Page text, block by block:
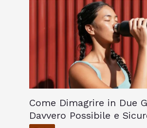
Come Dimagrire in Due
Davvero Possibile e